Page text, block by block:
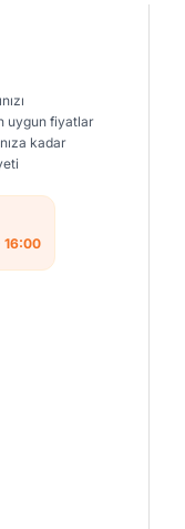
uygun fiyatlar
kadar